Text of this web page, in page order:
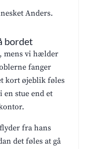
Anders.
bordet
mens vi hælder
fanger
kort øjeblik føles
en stue end et
fra hans
det føles at gå